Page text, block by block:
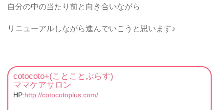
自分の中の当たり前と向き合いながら
リニューアルしながら進んでいこうと思います♪
cotocoto+(ことことぷらす)
ママケアサロン
HP:http://cotocotoplus.com/